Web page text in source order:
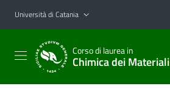
Vai al contenuto principale
Vai al menu di navigazione
Università di Catania
Corso di laurea in
Chimica dei Materiali